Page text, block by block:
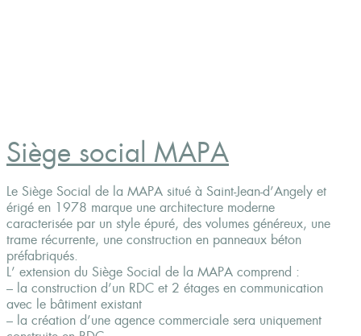
Siège social MAPA
Le Siège Social de la MAPA situé à Saint-Jean-d’Angely et
érigé en 1978 marque une architecture moderne
caracterisée par un style épuré, des volumes généreux, une
trame récurrente, une construction en panneaux béton
préfabriqués.
L’ extension du Siège Social de la MAPA comprend :
– la construction d’un RDC et 2 étages en communication
avec le bâtiment existant
– la création d’une agence commerciale sera uniquement